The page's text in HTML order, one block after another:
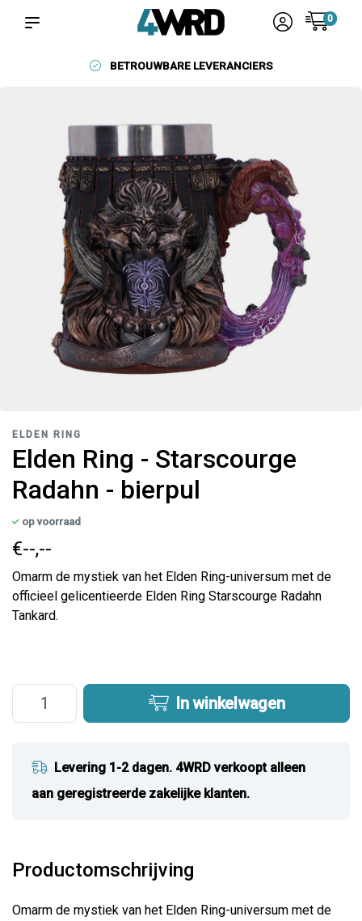
0
BETROUWBARE LEVERANCIERS
ELDEN RING
Elden Ring - Starscourge
Radahn - bierpul
op voorraad
€--,--
Omarm de mystiek van het Elden Ring-universum met de
officieel gelicentieerde Elden Ring Starscourge Radahn
Tankard.
In winkelwagen
Levering 1-2 dagen. 4WRD verkoopt alleen
aan geregistreerde zakelijke klanten.
Productomschrijving
Omarm de mystiek van het Elden Ring-universum met de